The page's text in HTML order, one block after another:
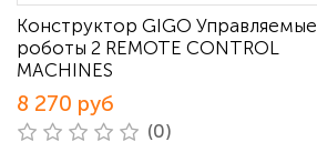
Конструктор GIGO Управляемые
роботы 2 REMOTE CONTROL
MACHINES
8 270 руб
(0)